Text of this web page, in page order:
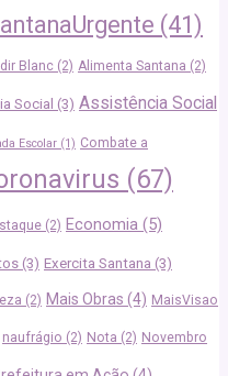
(41)
Blanc (2) Alimenta Santana (2)
Social (3) Assistência Social
Escolar (1) Combate a
(67)
(2) Economia (5)
(3) Exercita Santana (3)
(2) Mais Obras (4) MaisVisao
naufrágio (2) Nota (2) Novembro